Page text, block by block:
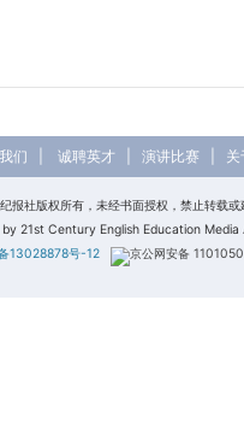
们 诚聘英才| 演讲比赛| 关
报社版权所有，未经书面授权，禁止转载或
21st Century English Education Media
13028878号-12
京公网安备